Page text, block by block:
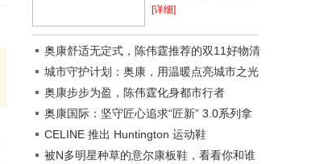
色，充满探索乐趣一年一
游路线的准备...
[详细]
奥康舒适无定式，陈伟霆推荐的双11好物清
单来了
城市守护计划：奥康，用温暖点亮城市之光
奥康步步为盈，陈伟霆化身都市行者
奥康国际：坚守匠心追求“匠新” 3.0系列拿
捏多种穿着场景
CELINE 推出 Huntington 运动鞋
被N多明星种草的意尔康板鞋，看看你和谁